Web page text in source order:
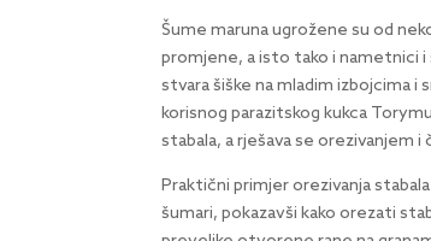
Šume maruna ugrožene su od
promjene, a isto tako i nametnici
stvara šiške na mladim izbojcima
korisnog parazitskog kukca
stabala, a rješava se orezivanjem i
Praktični primjer orezivanja
šumari, pokazavši kako orezati